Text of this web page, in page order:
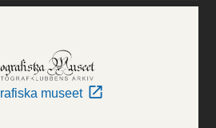
museet